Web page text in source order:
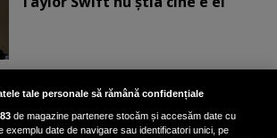
Bruce Dickinson, solistul trupei
Iron Maiden, şi-a arătat talentul
de scrimer la un concurs în Franţa
tale personale să rămână confidențiale
de magazine partenere stocăm și accesăm date cu
exemplu date de navigare sau identificatori unici, pe